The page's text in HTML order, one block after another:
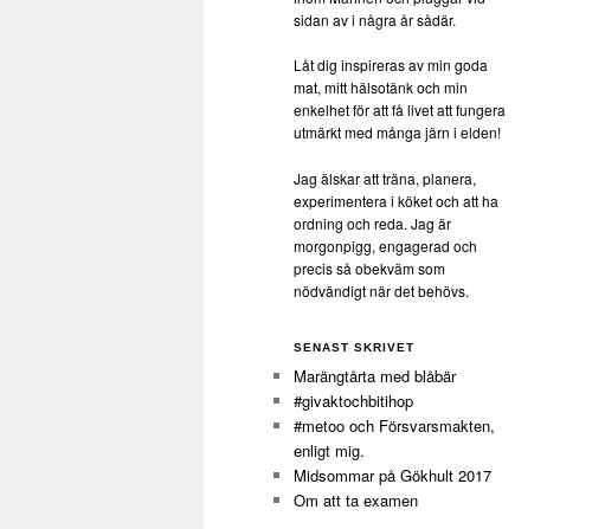
sidan av i några år sådär.
Låt dig inspireras av min goda
mat, mitt hälsotänk och min
enkelhet för att få livet att fungera
utmärkt med många järn i elden!
Jag älskar att träna, planera,
experimentera i köket och att ha
ordning och reda. Jag är
morgonpigg, engagerad och
precis så obekväm som
nödvändigt när det behövs.
SENAST SKRIVET
Marängtårta med blåbär
#givaktochbitihop
#metoo och Försvarsmakten,
enligt mig.
Midsommar på Gökhult 2017
Om att ta examen